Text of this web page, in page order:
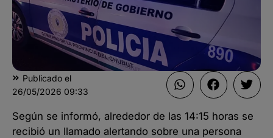
Publicado el
26/05/2026 09:33
Según se informó, alrededor de las 14:15 horas se
recibió un llamado alertando sobre una persona